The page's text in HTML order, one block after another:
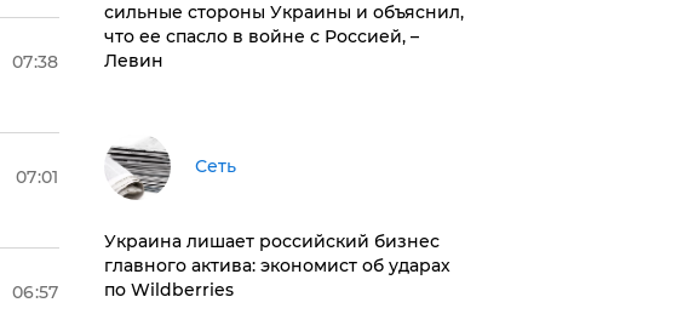
07:38
07:01
06:57
сильные стороны Украины и объяснил,
что ее спасло в войне с Россией, –
Левин
Сеть
​Украина лишает российский бизнес
главного актива: экономист об ударах
по Wildberries